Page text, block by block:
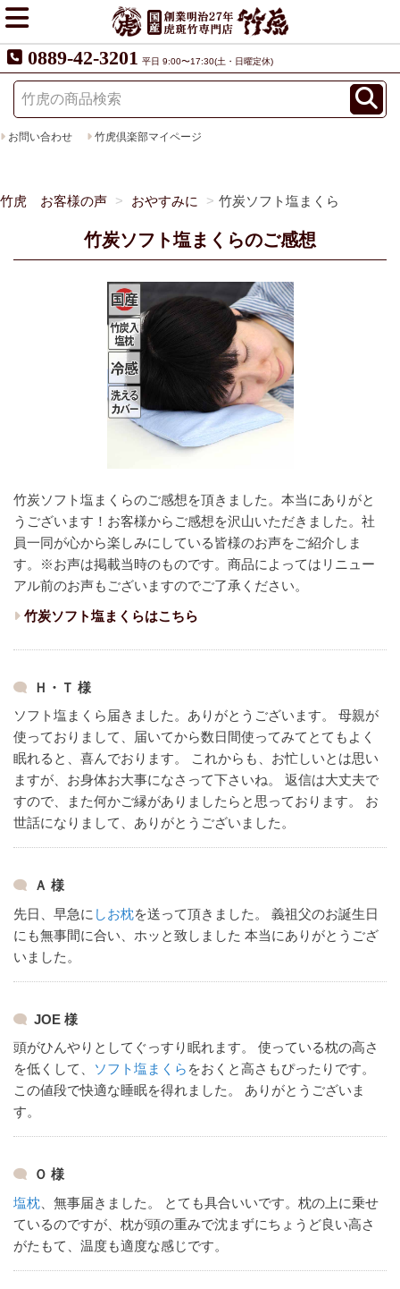
0889-42-3201 平日 9:00〜17:30(土・日曜定休)
お問い合わせ 竹虎倶楽部マイページ
竹虎 お客様の声 おやすみに 竹炭ソフト塩まくら
竹炭ソフト塩まくらのご感想
竹炭ソフト塩まくらのご感想を頂きました。本当にありがと
うございます！ お客様からご感想を沢山いただきました。 社
員一同が心から楽しみにしている皆様のお声をご紹介しま
す。
※お声は掲載当時のものです。商品によってはリニュー
アル前のお声もございますのでご了承ください。
竹炭ソフト塩まくらはこちら
Ｈ・Ｔ 様
ソフト塩まくら届きました。ありがとうございます。
母親が
使っておりまして、届いてから数日間使ってみてとてもよく
眠れると、喜んでおります。
これからも、お忙しいとは思い
ますが、お身体お大事になさって下さいね。
返信は大丈夫で
すので、また何かご縁がありましたらと思っております。
お
世話になりまして、ありがとうございました。
Ａ 様
先日、早急に しお枕を送って頂きました。
義祖父のお誕生日
にも無事間に合い、ホッと致しました 本当にありがとうござ
いました。
JOE 様
頭がひんやりとしてぐっすり眠れます。
使っている枕の高さ
を低くして、
ソフト塩まくら をおくと高さもぴったりです。
この値段で快適な睡眠を得れました。
ありがとうございま
す。
Ｏ 様
塩枕 、無事届きました。 とても具合いいです。 枕の上に乗せ
ているのですが、枕が頭の重みで沈まずにちょうど良い高さ
がたもて、温度も適度な感じです。